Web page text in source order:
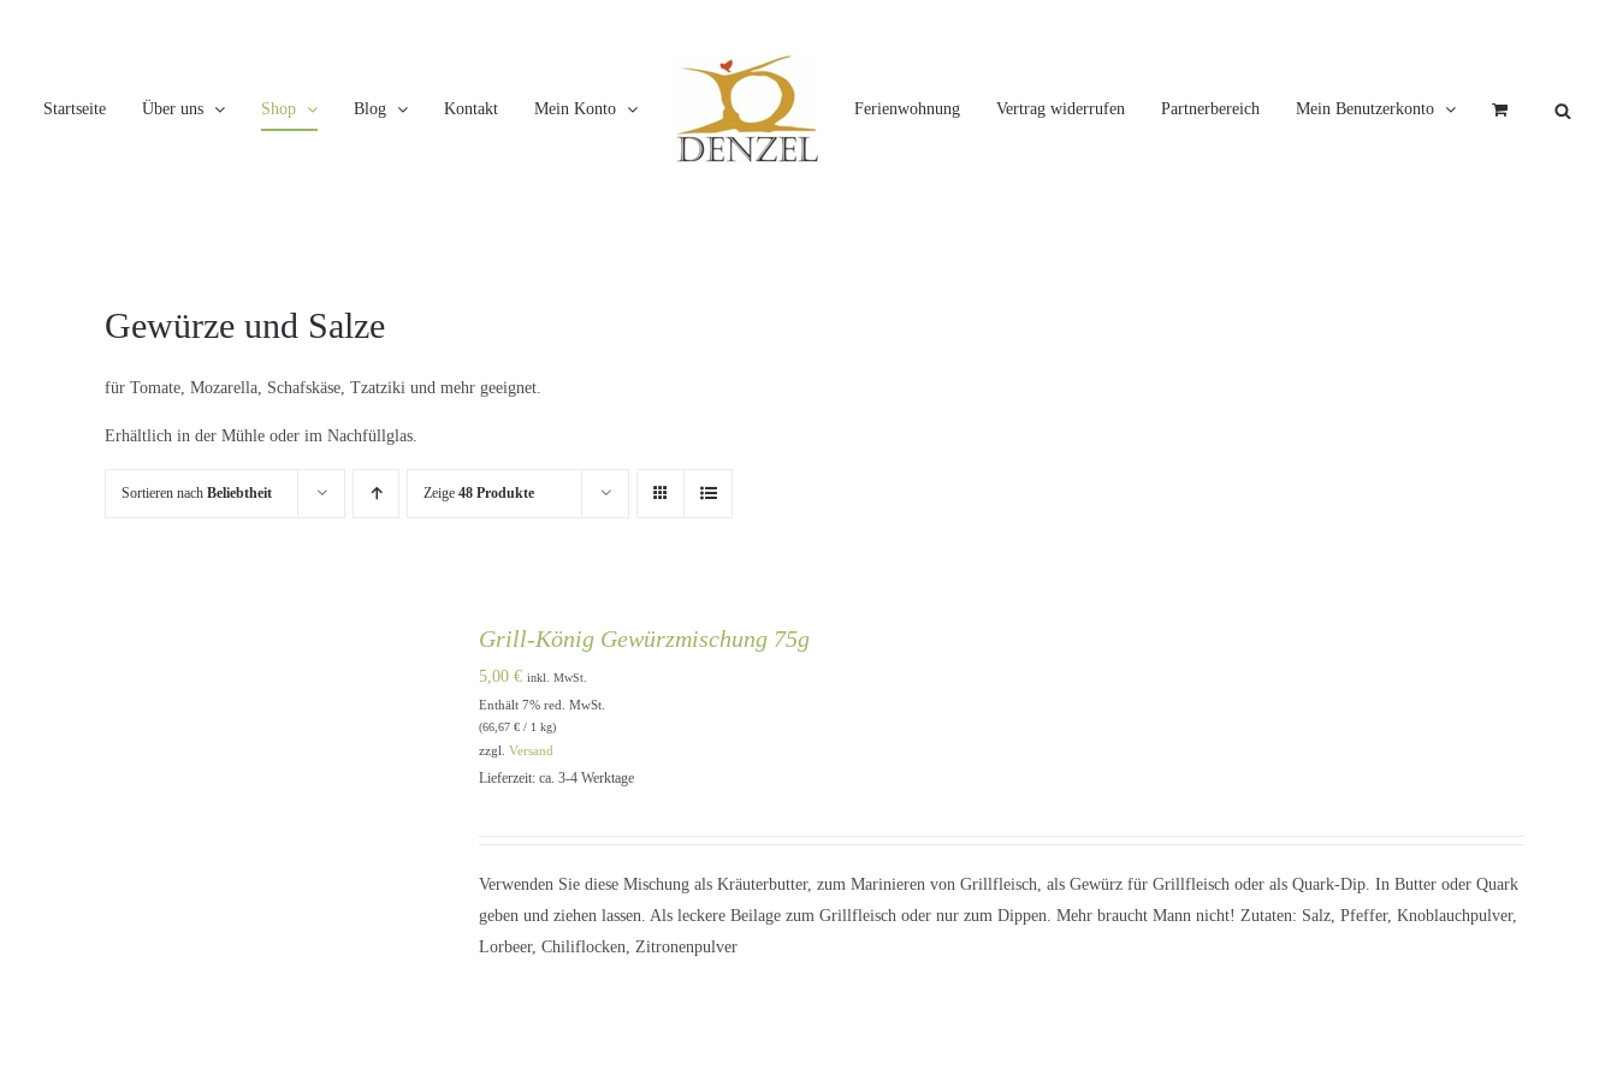
Startseite
Über uns Shop Blog Kontakt Mein Konto Ferienwohnung Vertrag widerrufen Partnerbereich Mein Benutzerkonto
Gewürze und Salze
für Tomate, Mozarella, Schafskäse, Tzatziki und mehr geeignet.
Erhältlich in der Mühle oder im Nachfüllglas.
Sortieren nach Beliebtheit Zeige 48 Produkte
Grill-König Gewürzmischung 75g
5,00€ inkl. MwSt.
Enthält 7% red. MwSt.
(66,67€ / 1 kg)
zzgl.Versand
Lieferzeit: ca. 3-4 Werktage
Verwenden Sie diese Mischung als Kräuterbutter, zum Marinieren von Grillfleisch, als Gewürz für Grillfleisch oder als Quark-Dip. In Butter oder Quark
geben und ziehen lassen. Als leckere Beilage zum Grillfleisch oder nur zum Dippen. Mehr braucht Mann nicht! Zutaten: Salz, Pfeffer, Knoblauchpulver,
Lorbeer, Chiliflocken, Zitronenpulver